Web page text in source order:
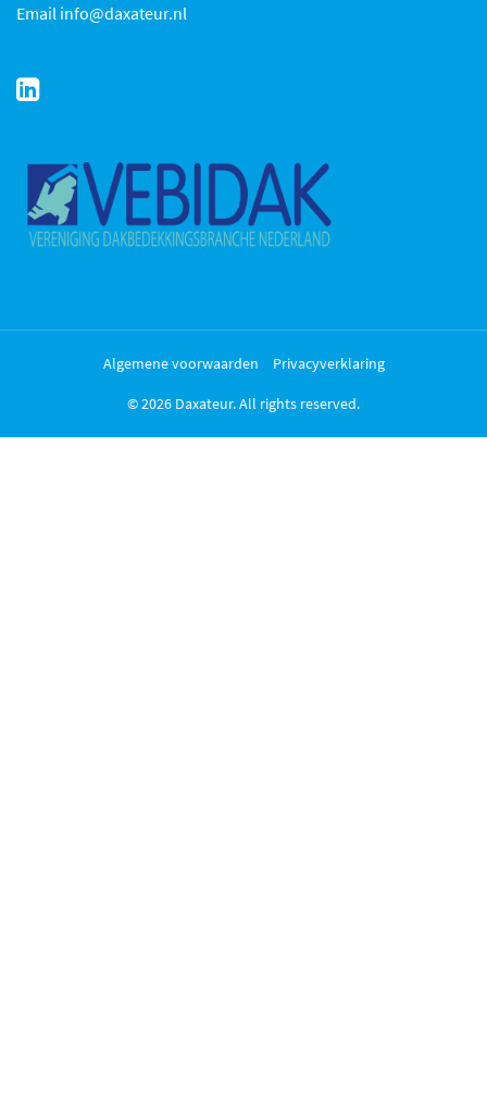
Email info@daxateur.nl
© 2026 Daxateur. All rights reserved.
Algemene voorwaarden Privacyverklaring